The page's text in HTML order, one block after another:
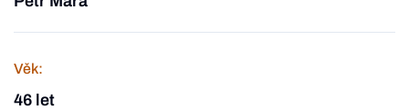
Věk:
46 let